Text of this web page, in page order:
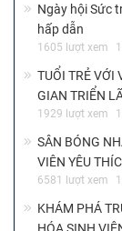
Ngày hội Sức
hấp dẫn
1605 lượt xem
TUỔI TRẺ VỚI
GIAN TRIỂN
1929 lượt xem
SÂN BÓNG
VIÊN YÊU
6581 lượt xem
KHÁM PHÁ